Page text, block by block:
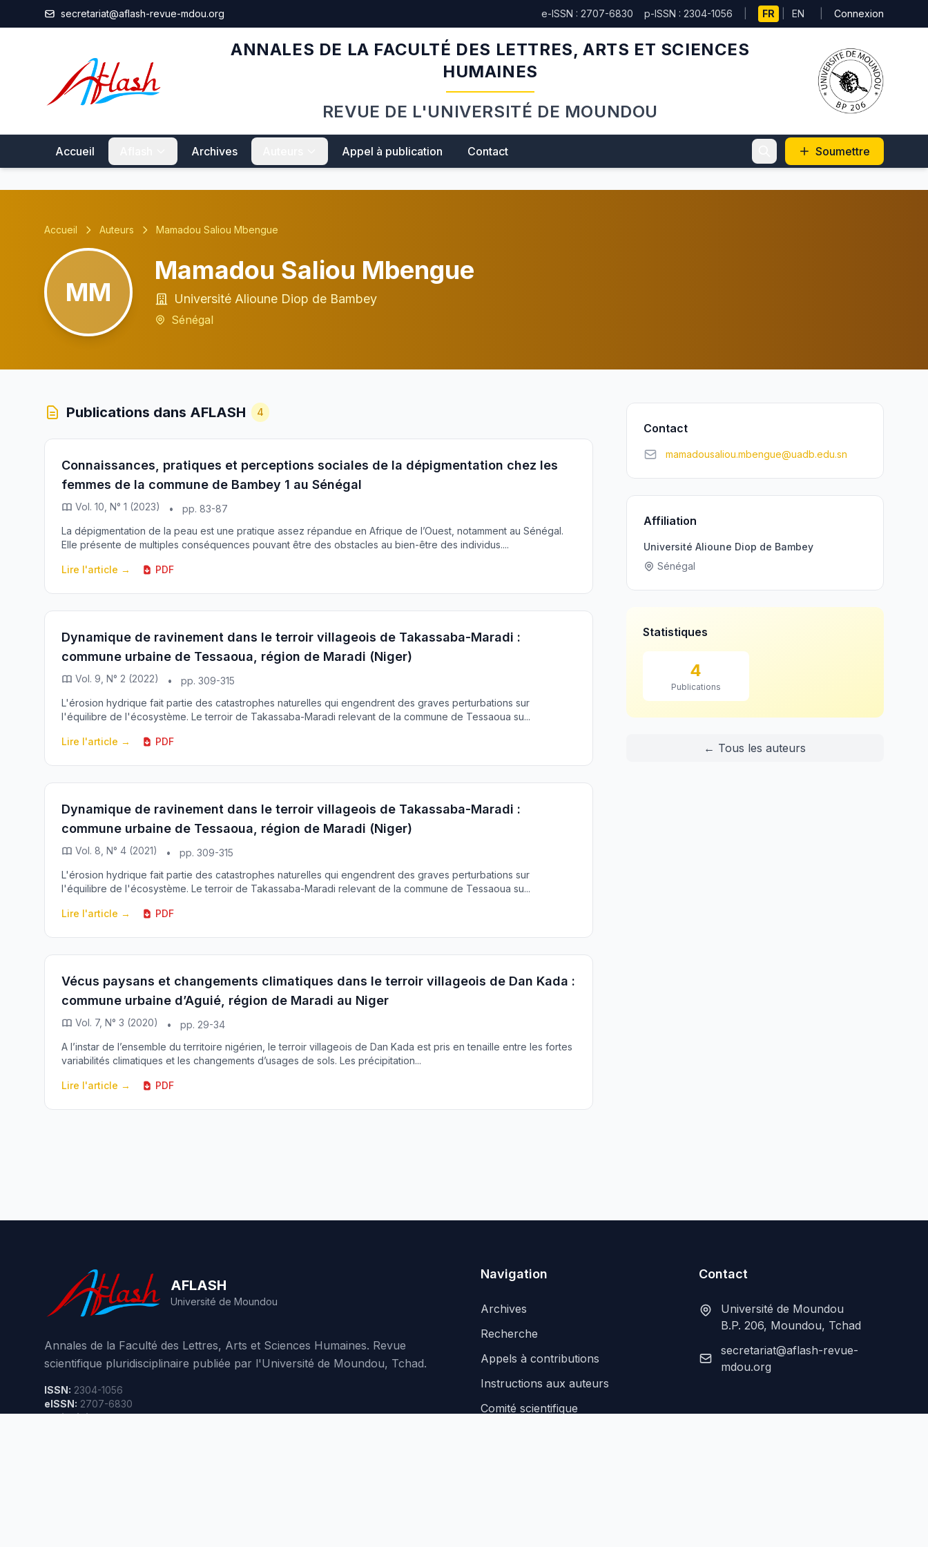
Aller au contenu principal
secretariat@aflash-revue-mdou.org e-ISSN : 2707-6830 p-ISSN : 2304-1056 FR EN Connexion
ANNALES DE LA FACULTÉ DES LETTRES, ARTS ET SCIENCES
HUMAINES
REVUE DE L'UNIVERSITÉ DE MOUNDOU
Accueil Archives Appel à publication Contact Soumettre
Accueil Auteurs Mamadou Saliou Mbengue
MM
Mamadou Saliou Mbengue
Université Alioune Diop de Bambey
Sénégal
Publications dans AFLASH 4
Connaissances, pratiques et perceptions sociales de la dépigmentation chez les
femmes de la commune de Bambey 1 au Sénégal
Vol. 10, N° 1 (2023) •
pp. 83-87
La dépigmentation de la peau est une pratique assez répandue en Afrique de l’Ouest, notamment au Sénégal.
Elle présente de multiples conséquences pouvant être des obstacles au bien-être des individus....
Lire l'article → PDF
Dynamique de ravinement dans le terroir villageois de Takassaba-Maradi :
commune urbaine de Tessaoua, région de Maradi (Niger)
Vol. 9, N° 2 (2022) •
pp. 309-315
L'érosion hydrique fait partie des catastrophes naturelles qui engendrent des graves perturbations sur
l'équilibre de l'écosystème. Le terroir de Takassaba-Maradi relevant de la commune de Tessaoua su...
Lire l'article → PDF
Dynamique de ravinement dans le terroir villageois de Takassaba-Maradi :
commune urbaine de Tessaoua, région de Maradi (Niger)
Vol. 8, N° 4 (2021) •
pp. 309-315
L'érosion hydrique fait partie des catastrophes naturelles qui engendrent des graves perturbations sur
l'équilibre de l'écosystème. Le terroir de Takassaba-Maradi relevant de la commune de Tessaoua su...
Lire l'article → PDF
Vécus paysans et changements climatiques dans le terroir villageois de Dan Kada :
commune urbaine d’Aguié, région de Maradi au Niger
Vol. 7, N° 3 (2020) •
pp. 29-34
A l’instar de l’ensemble du territoire nigérien, le terroir villageois de Dan Kada est pris en tenaille entre les fortes
variabilités climatiques et les changements d’usages de sols. Les précipitation...
Lire l'article → PDF
Contact
mamadousaliou.mbengue@uadb.edu.sn
Affiliation
Université Alioune Diop de Bambey
Sénégal
Statistiques
4
Publications
← Tous les auteurs
AFLASH
Université de Moundou
Annales de la Faculté des Lettres, Arts et Sciences Humaines. Revue
scientifique pluridisciplinaire publiée par l'Université de Moundou, Tchad.
ISSN: 2304-1056
eISSN: 2707-6830
Périodicité:3 numéros par an
Navigation
Archives
Recherche
Appels à contributions
Instructions aux auteurs
Comité scientifique
Contact
Université de Moundou
B.P. 206, Moundou, Tchad
secretariat@aflash-revue-
mdou.org